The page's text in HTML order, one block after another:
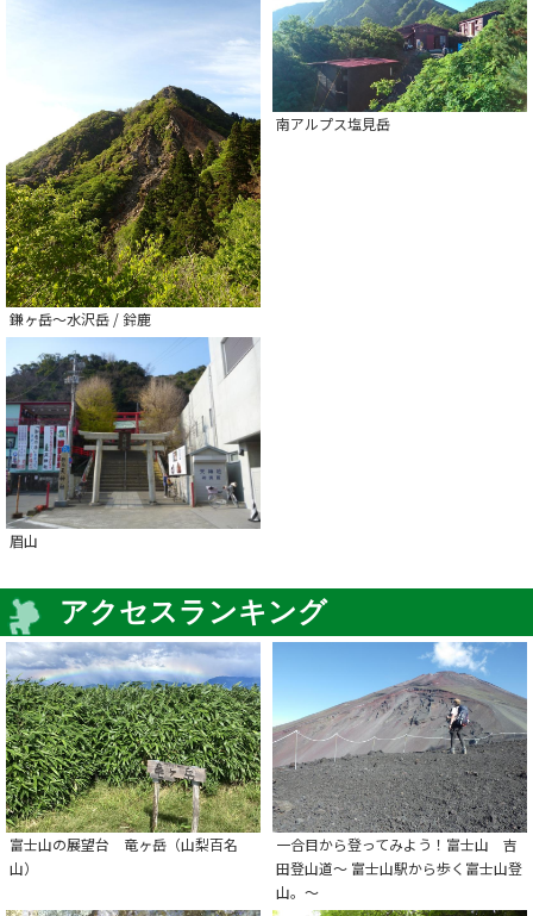
鎌ヶ岳～水沢岳 / 鈴鹿
南アルプス塩見岳
眉山
アクセスランキング
富士山の展望台 竜ヶ岳（山梨百名
山）
一合目から登ってみよう！富士山 吉
田登山道～ 富士山駅から歩く富士山登
山。～